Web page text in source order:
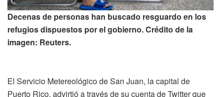
Decenas de personas han buscado resguardo en los
refugios dispuestos por el gobierno. Crédito de la
imagen: Reuters.
El Servicio Metereológico de San Juan, la capital de
Puerto Rico, advirtió a través de su cuenta de Twitter que